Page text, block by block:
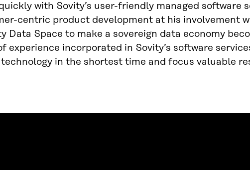
with Sovity’s user-friendly managed software
centric product development at his involvement
Data Space to make a sovereign data economy
experience incorporated in Sovity’s software
technology in the shortest time and focus valuable